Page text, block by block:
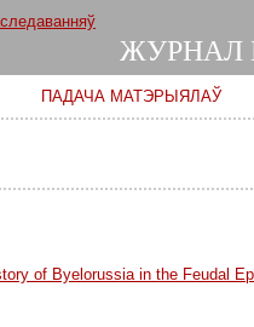
ЖУРНАЛ
ПАДАЧА МАТЭРЫЯЛАЎ
of Byelorussia in the Feudal